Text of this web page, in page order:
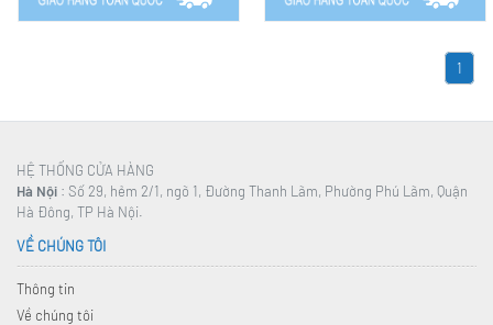
1
HỆ THỐNG CỬA HÀNG
Hà Nội : Số 29, hẻm 2/1, ngõ 1, Đường Thanh Lãm, Phường Phú Lãm, Quận
Hà Đông, TP Hà Nội.
VỀ CHÚNG TÔI
Thông tin
Về chúng tôi